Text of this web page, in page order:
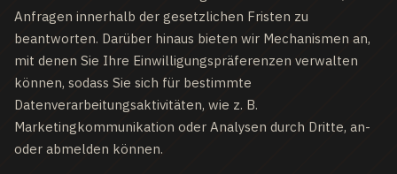
Anfragen innerhalb der gesetzlichen Fristen zu
beantworten. Darüber hinaus bieten wir Mechanismen an,
mit denen Sie Ihre Einwilligungspräferenzen verwalten
können, sodass Sie sich für bestimmte
Datenverarbeitungsaktivitäten, wie z. B.
Marketingkommunikation oder Analysen durch Dritte, an-
oder abmelden können.